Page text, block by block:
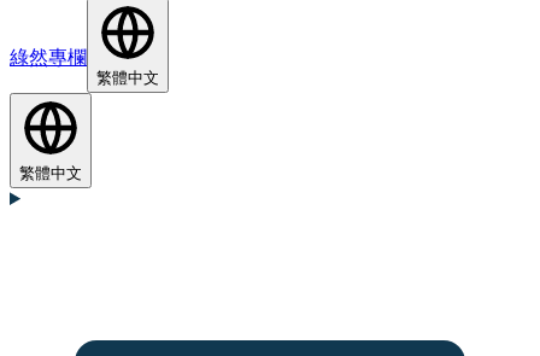
綠然專欄
繁體中文
繁體中文